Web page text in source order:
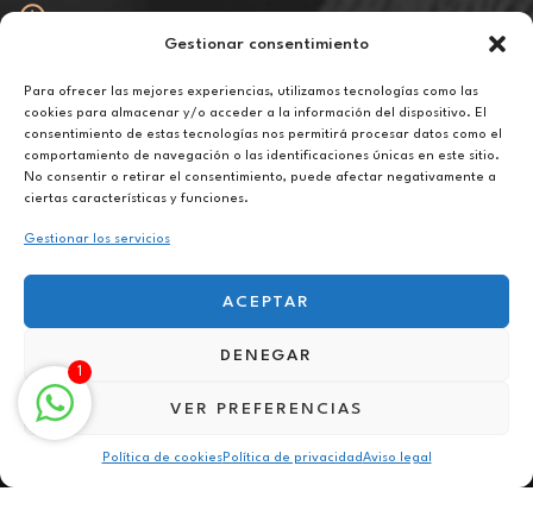
Gestionar consentimiento
Para ofrecer las mejores experiencias, utilizamos tecnologías como las
cookies para almacenar y/o acceder a la información del dispositivo. El
consentimiento de estas tecnologías nos permitirá procesar datos como el
comportamiento de navegación o las identificaciones únicas en este sitio.
No consentir o retirar el consentimiento, puede afectar negativamente a
ciertas características y funciones.
Gestionar los servicios
ACEPTAR
DENEGAR
VER PREFERENCIAS
Política de cookiesPolítica de privacidadAviso legal
De lunes a viernes de 10h a 20h
Aviso legal
Política de privacidad
Política de cookies
Hipnoterapia online en Estella-Lizarra
1